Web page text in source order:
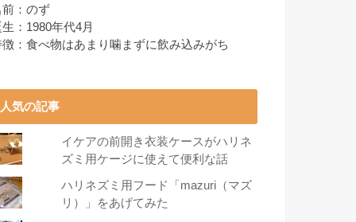
前：のず
：1980年代4月
徴：食べ物はあまり噛まずに飲み込みがち
人気の記事
イケアの前開き衣装ケースがハリネ
ズミ用ケージに使えて便利な話
ハリネズミ用フード「mazuri（マズ
リ）」をあげてみた